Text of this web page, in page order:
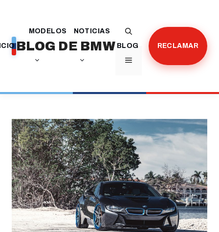
contenido
BLOG DE BMW
MENÚ
MODELOS
NOTICIAS
BLOG
RECLAMAR